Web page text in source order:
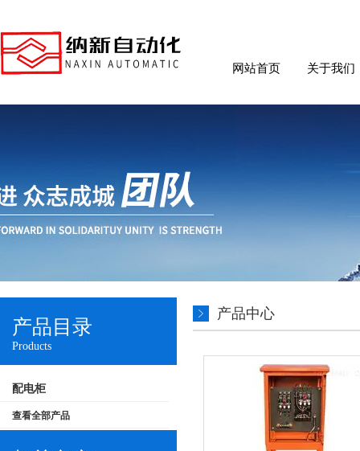
网站首页 关于我们
产品目录
Products
配电柜
查看全部产品
产品中心